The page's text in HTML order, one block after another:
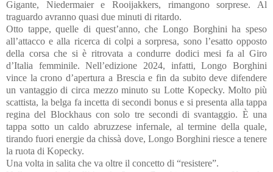
Gigante, Niedermaier e Rooijakkers, rimangono sorprese. Al
traguardo avranno quasi due minuti di ritardo.
Otto tappe, quelle di quest’anno, che Longo Borghini ha speso
all’attacco e alla ricerca di colpi a sorpresa, sono l’esatto opposto
della corsa che si è ritrovata a condurre dodici mesi fa al Giro
d’Italia femminile. Nell’edizione 2024, infatti, Longo Borghini
vince la crono d’apertura a Brescia e fin da subito deve difendere
un vantaggio di circa mezzo minuto su Lotte Kopecky. Molto più
scattista, la belga fa incetta di secondi bonus e si presenta alla tappa
regina del Blockhaus con solo tre secondi di svantaggio. È una
tappa sotto un caldo abruzzese infernale, al termine della quale,
tirando fuori energie da chissà dove, Longo Borghini riesce a tenere
la ruota di Kopecky.
Una volta in salita che va oltre il concetto di “resistere”.